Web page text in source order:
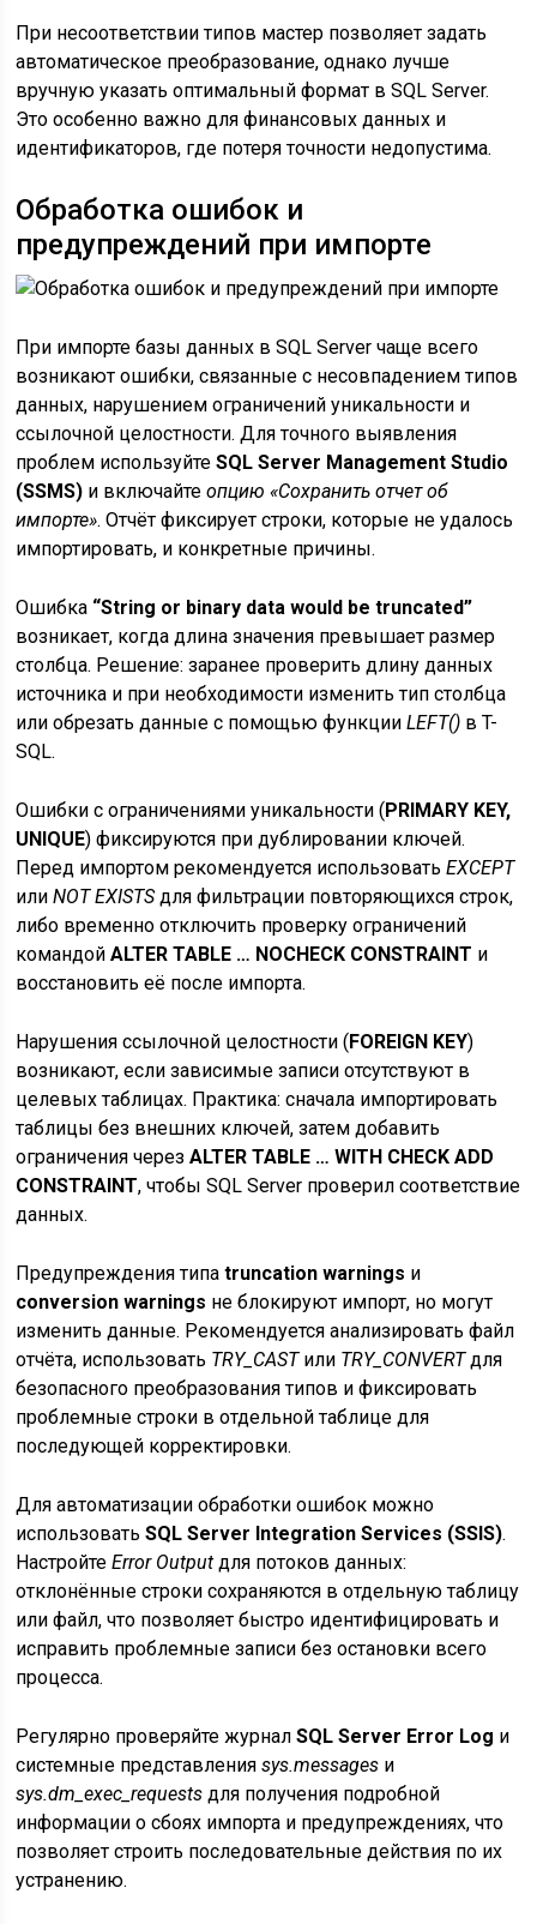
При несоответствии типов мастер позволяет задать
автоматическое преобразование, однако лучше
вручную указать оптимальный формат в SQL Server.
Это особенно важно для финансовых данных и
идентификаторов, где потеря точности недопустима.
Обработка ошибок и
предупреждений при импорте
При импорте базы данных в SQL Server чаще всего
возникают ошибки, связанные с несовпадением типов
данных, нарушением ограничений уникальности и
ссылочной целостности. Для точного выявления
проблем используйтеSQL Server Management Studio
(SSMS) и включайтеопцию «Сохранить отчет об
импорте». Отчёт фиксирует строки, которые не удалось
импортировать, и конкретные причины.
Ошибка “String or binary data would be truncated”
возникает, когда длина значения превышает размер
столбца. Решение: заранее проверить длину данных
источника и при необходимости изменить тип столбца
или обрезать данные с помощью функцииLEFT() в T-
SQL.
Ошибки с ограничениями уникальности (PRIMARY KEY,
UNIQUE) фиксируются при дублировании ключей.
Перед импортом рекомендуется использоватьEXCEPT
илиNOT EXISTSдля фильтрации повторяющихся строк,
либо временно отключить проверку ограничений
командойALTER TABLE … NOCHECK CONSTRAINT и
восстановить её после импорта.
Нарушения ссылочной целостности (FOREIGN KEY)
возникают, если зависимые записи отсутствуют в
целевых таблицах. Практика: сначала импортировать
таблицы без внешних ключей, затем добавить
ограничения черезALTER TABLE … WITH CHECK ADD
CONSTRAINT, чтобы SQL Server проверил соответствие
данных.
Предупреждения типаtruncation warnings и
conversion warnings не блокируют импорт, но могут
изменить данные. Рекомендуется анализировать файл
отчёта, использовать TRY_CASTили TRY_CONVERTдля
безопасного преобразования типов и фиксировать
проблемные строки в отдельной таблице для
последующей корректировки.
Для автоматизации обработки ошибок можно
использоватьSQL Server Integration Services (SSIS).
НастройтеError Output для потоков данных:
отклонённые строки сохраняются в отдельную таблицу
или файл, что позволяет быстро идентифицировать и
исправить проблемные записи без остановки всего
процесса.
Регулярно проверяйте журналSQL Server Error Log и
системные представленияsys.messages и
sys.dm_exec_requests для получения подробной
информации о сбоях импорта и предупреждениях, что
позволяет строить последовательные действия по их
устранению.